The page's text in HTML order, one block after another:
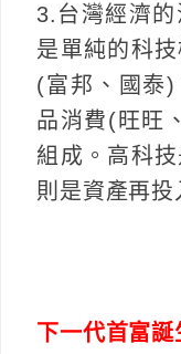
3.台灣經濟
是單純的科
(富邦、國泰
品消費(旺旺
組成。高科
則是資產再投
下一代首富誕